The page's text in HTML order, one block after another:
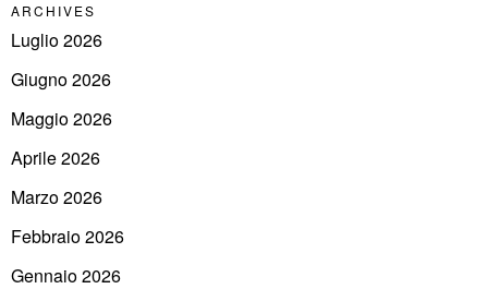
ARCHIVES
Luglio 2026
Giugno 2026
Maggio 2026
Aprile 2026
Marzo 2026
Febbraio 2026
Gennaio 2026